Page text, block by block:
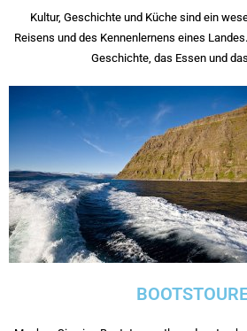
Kultur, Geschichte und Küche sind ein
Reisens und des Kennenlernens eines
Geschichte, das Essen und